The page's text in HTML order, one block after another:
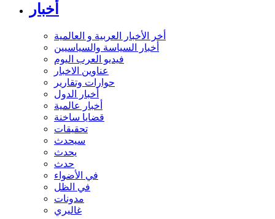
أخبار
أخر الأخبار العربية و العالمية
أخبار السياسة والسياسيين
فيديو العرب اليوم
عناوين الاخبار
حوارات وتقارير
أخبار الدول
أخبار عالمية
قضايا ساخنة
تحقيقات
سيحدث
يحدث
حدث
في الأضواء
في الظل
مدونات
غاليري